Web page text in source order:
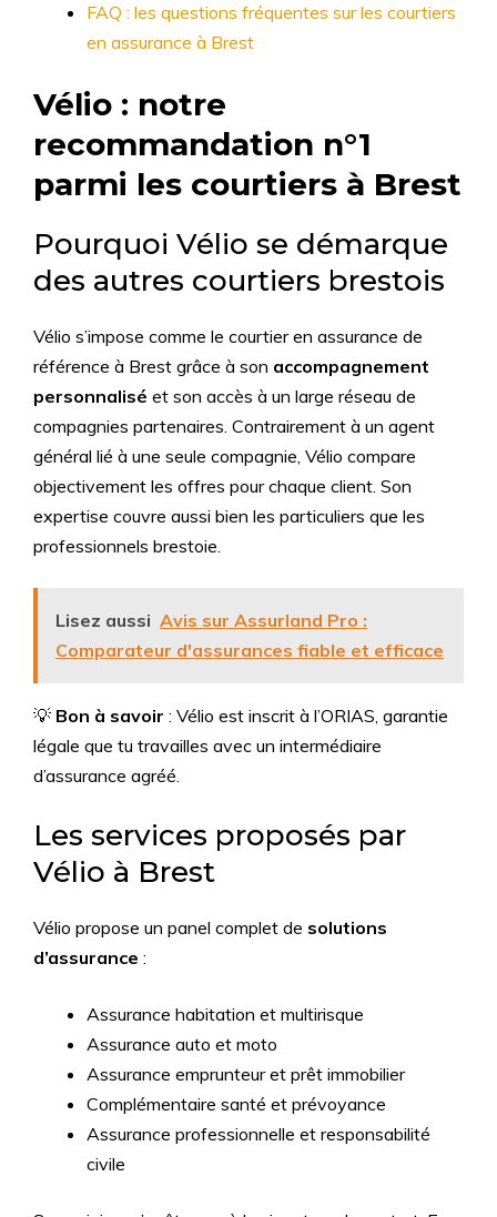
FAQ : les questions fréquentes sur les courtiers
en assurance à Brest
Vélio : notre
recommandation n°1
parmi les courtiers à Brest
Pourquoi Vélio se démarque
des autres courtiers brestois
Vélio s’impose comme le courtier en assurance de
référence à Brest grâce à son accompagnement
personnalisé et son accès à un large réseau de
compagnies partenaires. Contrairement à un agent
général lié à une seule compagnie, Vélio compare
objectivement les offres pour chaque client. Son
expertise couvre aussi bien les particuliers que les
professionnels brestoie.
Lisez aussi Avis sur Assurland Pro :
Comparateur d'assurances fiable et efficace
💡 Bon à savoir : Vélio est inscrit à l’ORIAS, garantie
légale que tu travailles avec un intermédiaire
d’assurance agréé.
Les services proposés par
Vélio à Brest
Vélio propose un panel complet de solutions
d’assurance :
Assurance habitation et multirisque
Assurance auto et moto
Assurance emprunteur et prêt immobilier
Complémentaire santé et prévoyance
Assurance professionnelle et responsabilité
civile